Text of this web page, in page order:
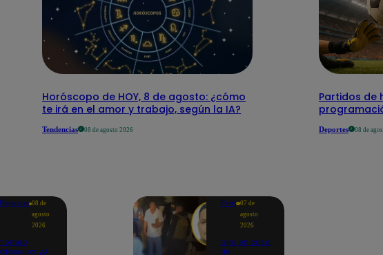
Horóscopo de HOY, 8 de agosto: ¿cómo
te irá en el amor y trabajo, según la IA?
Tendencias 08 de agosto 2026
Partidos de
Deportes 08 de
Deportes 08 de
agosto
2026
Torneo
Clausura: ¿A
Perú 07 de
agosto
2026
Giro en caso
de